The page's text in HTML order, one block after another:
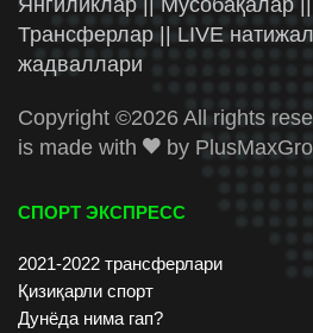
Трансферлар || LIVE
жадваллари
Copyright ©2026 All rights
is made with
by
СПОРТ ЭКСПРЕСС
2021-2022 трансферлари
Қизиқарли спорт
Дунёда нима гап?